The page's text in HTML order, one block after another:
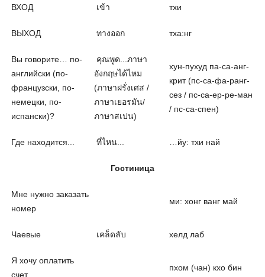
ВХОД เข้า тхи
ВЫХОД ทางออก тха:нг
Вы говорите… по-
английски (по-
французски, по-
немецки, по-
испански)?
คุณพูด...ภาษา
อังกฤษได้ไหม
(ภาษาฝรั่งเศส /
ภาษาเยอรมัน/
ภาษาสเปน)
хун-пухуд па-са-анг-
крит (пс-са-фа-ранг-
сез / пс-са-ер-ре-ман
/ пс-са-спен)
Где находится... ที่ไหน... …йу: тхи най
Гостиница
Мне нужно заказать
номер
ми: хонг ванг май
Чаевые เคล็ดลับ хелд лаб
Я хочу оплатить
счет
пхом (чан) кхо бин